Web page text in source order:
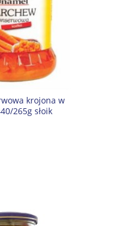
krojona w
265g słoik